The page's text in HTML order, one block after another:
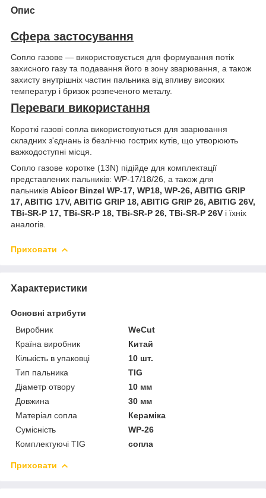
Опис
Сфера застосування
Сопло газове — використовується для формування потік
захисного газу та подавання його в зону зварювання, а також
захисту внутрішніх частин пальника від впливу високих
температур і бризок розпеченого металу.
Переваги використання
Короткі газові сопла використовуються для зварювання
складних з'єднань із безліччю гострих кутів, що утворюють
важкодоступні місця.
Сопло газове коротке (13N) підійде для комплектації
представлених пальників: WP-17/18/26, а також для
пальників Abicor Binzel WP-17, WP18, WP-26, ABITIG GRIP
17, ABITIG 17V, ABITIG GRIP 18, ABITIG GRIP 26, ABITIG 26V,
TBi-SR-P 17, TBi-SR-P 18, TBi-SR-P 26, TBi-SR-P 26V і їхніх
аналогів.
Приховати
Характеристики
Основні атрибути
Виробник
WeCut
Країна виробник
Китай
Кількість в упаковці
10 шт.
Тип пальника
TIG
Діаметр отвору
10 мм
Довжина
30 мм
Матеріал сопла
Кераміка
Сумісність
WP-26
Комплектуючі TIG
сопла
Приховати